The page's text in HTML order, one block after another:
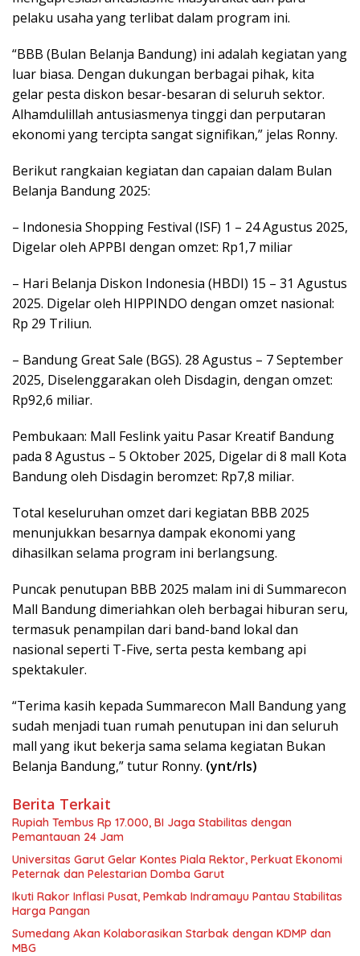
pelaku usaha yang terlibat dalam program ini.
“BBB (Bulan Belanja Bandung) ini adalah kegiatan yang
luar biasa. Dengan dukungan berbagai pihak, kita
gelar pesta diskon besar-besaran di seluruh sektor.
Alhamdulillah antusiasmenya tinggi dan perputaran
ekonomi yang tercipta sangat signifikan,” jelas Ronny.
Berikut rangkaian kegiatan dan capaian dalam Bulan
Belanja Bandung 2025:
– Indonesia Shopping Festival (ISF) 1 – 24 Agustus 2025,
Digelar oleh APPBI dengan omzet: Rp1,7 miliar
– Hari Belanja Diskon Indonesia (HBDI) 15 – 31 Agustus
2025. Digelar oleh HIPPINDO dengan omzet nasional:
Rp 29 Triliun.
– Bandung Great Sale (BGS). 28 Agustus – 7 September
2025, Diselenggarakan oleh Disdagin, dengan omzet:
Rp92,6 miliar.
Pembukaan: Mall Feslink yaitu Pasar Kreatif Bandung
pada 8 Agustus – 5 Oktober 2025, Digelar di 8 mall Kota
Bandung oleh Disdagin beromzet: Rp7,8 miliar.
Total keseluruhan omzet dari kegiatan BBB 2025
menunjukkan besarnya dampak ekonomi yang
dihasilkan selama program ini berlangsung.
Puncak penutupan BBB 2025 malam ini di Summarecon
Mall Bandung dimeriahkan oleh berbagai hiburan seru,
termasuk penampilan dari band-band lokal dan
nasional seperti T-Five, serta pesta kembang api
spektakuler.
“Terima kasih kepada Summarecon Mall Bandung yang
sudah menjadi tuan rumah penutupan ini dan seluruh
mall yang ikut bekerja sama selama kegiatan Bukan
Belanja Bandung,” tutur Ronny. (ynt/rls)
Berita Terkait
Rupiah Tembus Rp 17.000, BI Jaga Stabilitas dengan
Pemantauan 24 Jam
Universitas Garut Gelar Kontes Piala Rektor, Perkuat Ekonomi
Peternak dan Pelestarian Domba Garut
Ikuti Rakor Inflasi Pusat, Pemkab Indramayu Pantau Stabilitas
Harga Pangan
Sumedang Akan Kolaborasikan Starbak dengan KDMP dan
MBG